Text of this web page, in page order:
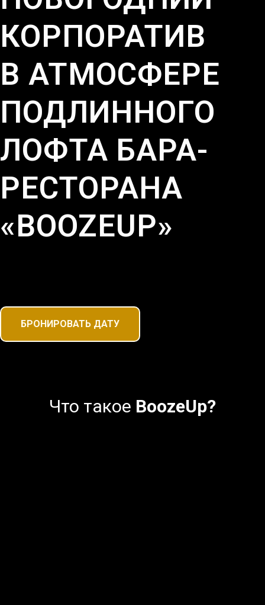
КОРПОРАТИВ
В АТМОСФЕРЕ
ПОДЛИННОГО
ЛОФТА БАРА-
РЕСТОРАНА
«BOOZEUP»
БРОНИРОВАТЬ ДАТУ
Что такое BoozeUp?